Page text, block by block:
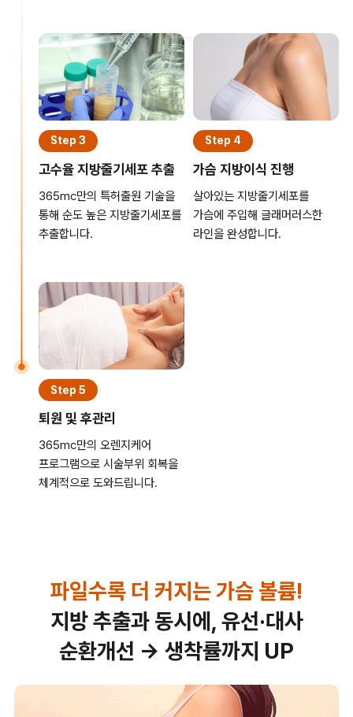
Step 3
고수율 지방줄기세포 추출
365mc만의 특허출원 기술을
통해 순도 높은 지방줄기세포를
추출합니다.
Step 4
가슴 지방이식 진행
살아있는 지방줄기세포를
가슴에 주입해 글래머러스한
라인을 완성합니다.
Step 5
퇴원 및 후관리
365mc만의 오렌지케어
프로그램으로 시술부위 회복을
체계적으로 도와드립니다.
파일수록 더 커지는 가슴 볼륨!
지방 추출과 동시에, 유선·대사
순환개선 → 생착률까지 UP